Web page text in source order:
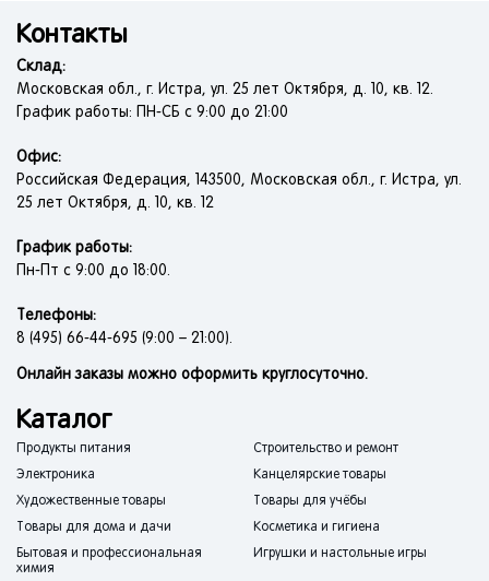
Контакты
Склад:
Московская обл., г. Истра, ул. 25 лет Октября, д. 10, кв. 12.
График работы: ПН-СБ с 9:00 до 21:00
Офис:
Российская Федерация, 143500, Московская обл., г. Истра, ул.
25 лет Октября, д. 10, кв. 12
График работы:
Пн-Пт с 9:00 до 18:00.
Телефоны:
8 (495) 66-44-695 (9:00 – 21:00).
Онлайн заказы можно оформить круглосуточно.
Каталог
Продукты питания
Строительство и ремонт
Электроника
Канцелярские товары
Художественные товары
Товары для учёбы
Товары для дома и дачи
Косметика и гигиена
Бытовая и профессиональная
химия
Игрушки и настольные игры